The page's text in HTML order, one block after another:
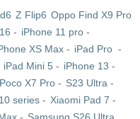
thoại cao cấp, hướng
nhân, những người tập
kinh doanh. Dòng điện
cong tràn với cạnh
flagship của Samsung.
Z Flip6 Oppo Find X9 Pro
- iPhone 11 pro-
XS Max- iPad Pro -
iPad Mini 5 - iPhone 13 -
Poco X7 Pro - S23 Ultra -
series - Xiaomi Pad 7 -
- Samsung S26 Ultra